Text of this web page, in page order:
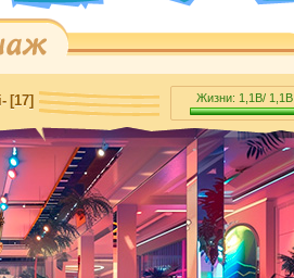
[17] Жизни: 1,1B/ 1,1B